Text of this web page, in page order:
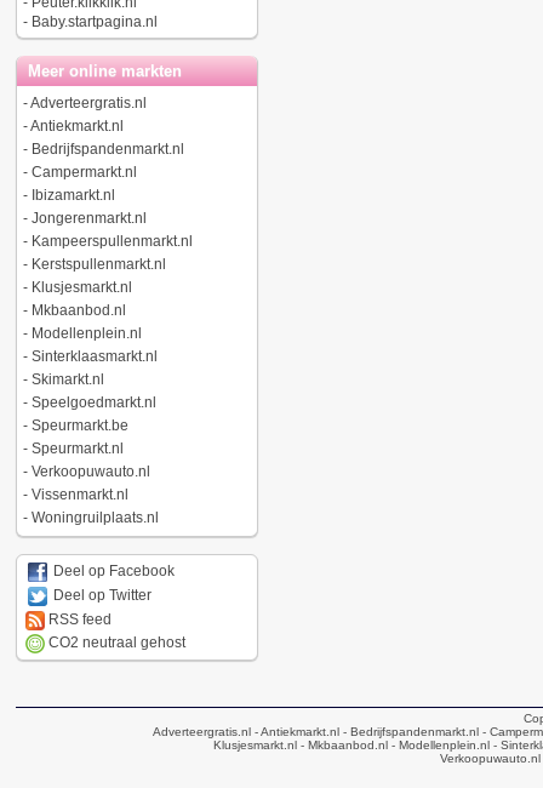
- Baby.startpagina.nl
Meer online markten
-Adverteergratis.nl
-Antiekmarkt.nl
- Bedrijfspandenmarkt.nl
- Campermarkt.nl
- Ibizamarkt.nl
- Jongerenmarkt.nl
- Kampeerspullenmarkt.nl
- Kerstspullenmarkt.nl
- Klusjesmarkt.nl
- Mkbaanbod.nl
- Modellenplein.nl
- Sinterklaasmarkt.nl
- Skimarkt.nl
- Speelgoedmarkt.nl
- Speurmarkt.be
- Speurmarkt.nl
- Verkoopuwauto.nl
- Vissenmarkt.nl
- Woningruilplaats.nl
Deel op Facebook
Deel op Twitter
RSS feed
CO2 neutraal gehost
Adverteergratis.nl - Antiekmarkt.nl - Bedrijfspandenmarkt.nl -
Klusjesmarkt.nl- Mkbaanbod.nl- Modellenplein.nl-
Verkoopuwauto.nl